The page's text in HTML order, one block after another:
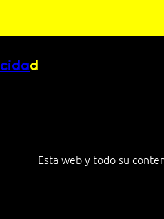
d
Esta web y todo su